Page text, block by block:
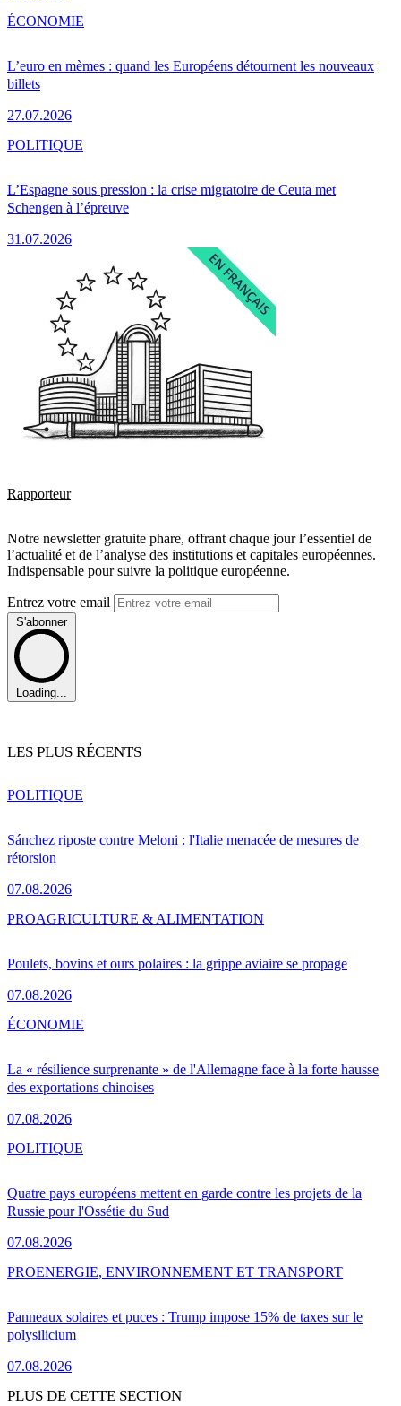
L’euro en mèmes : quand les Européens détournent les nouveaux
billets
27.07.2026
ÉCONOMIE
L’Espagne sous pression : la crise migratoire de Ceuta met
Schengen à l’épreuve
31.07.2026
POLITIQUE
Rapporteur
Notre newsletter gratuite phare, offrant chaque jour l’essentiel de
l’actualité et de l’analyse des institutions et capitales européennes.
Indispensable pour suivre la politique européenne.
Entrez votre email
S'abonner
Loading...
LES PLUS RÉCENTS
Sánchez riposte contre Meloni : l'Italie menacée de mesures de
rétorsion
07.08.2026
POLITIQUE
Poulets, bovins et ours polaires : la grippe aviaire se propage
07.08.2026
PROAGRICULTURE & ALIMENTATION
La « résilience surprenante » de l'Allemagne face à la forte hausse
des exportations chinoises
07.08.2026
ÉCONOMIE
Quatre pays européens mettent en garde contre les projets de la
Russie pour l'Ossétie du Sud
07.08.2026
POLITIQUE
Panneaux solaires et puces : Trump impose 15% de taxes sur le
polysilicium
07.08.2026
PROENERGIE, ENVIRONNEMENT ET TRANSPORT
PLUS DE CETTE SECTION